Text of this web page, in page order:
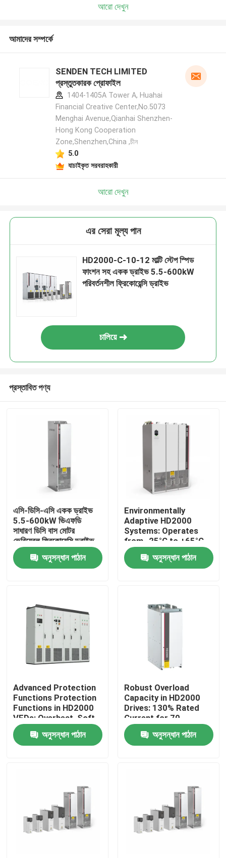
বাড়ি
আমাদের সম্পর্কে
কারখানা পরিদর্শন
গুণমান নিয়ন্ত্রণ
একটি উদ্ধৃতি অনুরোধ করুন
আরো দেখুন
আমাদের সম্পর্কে
SENDEN TECH LIMITED
প্রস্তুতকারক প্রোফাইল
1404-1405A Tower A, Huahai
Financial Creative Center,No.5073
Menghai Avenue,Qianhai Shenzhen-
Hong Kong Cooperation
Zone,Shenzhen,China ,চীন
5.0
যাচাইকৃত সরবরাহকারী
আরো দেখুন
এর সেরা মূল্য পান
HD2000-C-10-12 মাল্টি স্টেপ স্পিড
ফাংশন সহ একক ড্রাইভ 5.5-600kW
পরিবর্তনশীল ফ্রিকোয়েন্সি ড্রাইভ
চালিয়ে
প্রস্তাবিত পণ্য
এসি-ডিসি-এসি একক ড্রাইভ
5.5-600kW ভিএফডি
সাধারণ ডিসি বাস মোটর
ভেরিয়েবল ফ্রিকোয়েন্সি ড্রাইভ
লিফটের জন্য
অনুসন্ধান পাঠান
Environmentally
Adaptive HD2000
Systems: Operates
from -25°C to +65°C
and Humidity Up to
85%
অনুসন্ধান পাঠান
Advanced Protection
Functions Protection
Functions in HD2000
VFDs: Overheat, Soft-
Start, and IGBT Safety
অনুসন্ধান পাঠান
Robust Overload
Capacity in HD2000
Drives: 130% Rated
Current for 70
Seconds
অনুসন্ধান পাঠান